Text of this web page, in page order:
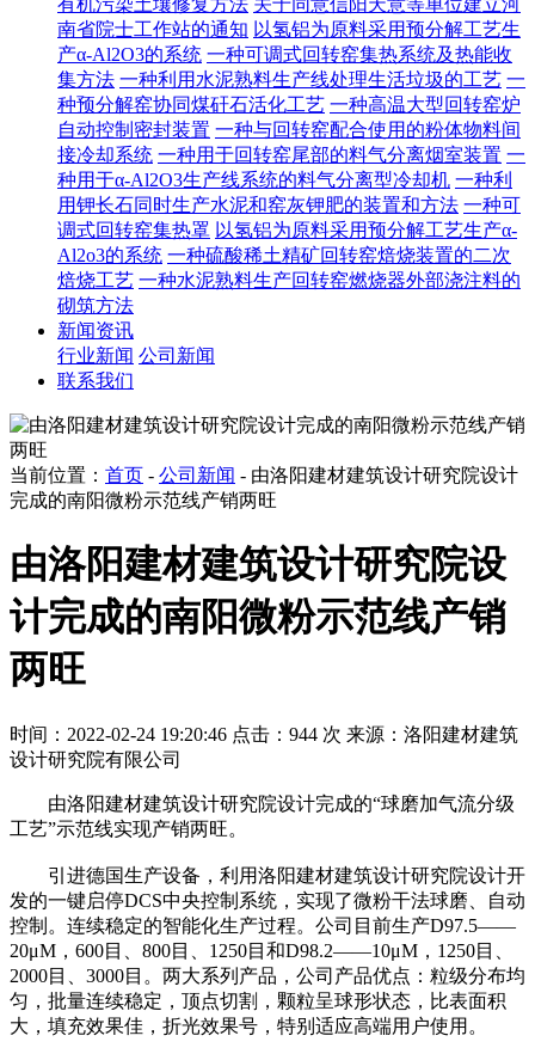
有机污染土壤修复方法 关于同意信阳天意等单位建立河
南省院士工作站的通知 以氢铝为原料采用预分解工艺生
产α-Al2O3的系统 一种可调式回转窑集热系统及热能收
集方法 一种利用水泥熟料生产线处理生活垃圾的工艺 一
种预分解窑协同煤矸石活化工艺 一种高温大型回转窑炉
自动控制密封装置 一种与回转窑配合使用的粉体物料间
接冷却系统 一种用于回转窑尾部的料气分离烟室装置 一
种用于α-Al2O3生产线系统的料气分离型冷却机 一种利
用钾长石同时生产水泥和窑灰钾肥的装置和方法 一种可
调式回转窑集热罩 以氢铝为原料采用预分解工艺生产α-
Al2o3的系统 一种硫酸稀土精矿回转窑焙烧装置的二次
焙烧工艺 一种水泥熟料生产回转窑燃烧器外部浇注料的
砌筑方法
新闻资讯
行业新闻 公司新闻
联系我们
当前位置： 首页 - 公司新闻 - 由洛阳建材建筑设计研究院设计
完成的南阳微粉示范线产销两旺
由洛阳建材建筑设计研究院设
计完成的南阳微粉示范线产销
两旺
时间：2022-02-24 19:20:46 点击：944 次 来源：洛阳建材建筑
设计研究院有限公司
由洛阳建材建筑设计研究院设计完成的“球磨加气流分级
工艺”示范线实现产销两旺。
引进德国生产设备，利用洛阳建材建筑设计研究院设计开
发的一键启停DCS中央控制系统，实现了微粉干法球磨、自动
控制。连续稳定的智能化生产过程。公司目前生产D97.5——
20μM，600目、800目、1250目和D98.2——10μM，1250目、
2000目、3000目。两大系列产品，公司产品优点：粒级分布均
匀，批量连续稳定，顶点切割，颗粒呈球形状态，比表面积
大，填充效果佳，折光效果号，特别适应高端用户使用。